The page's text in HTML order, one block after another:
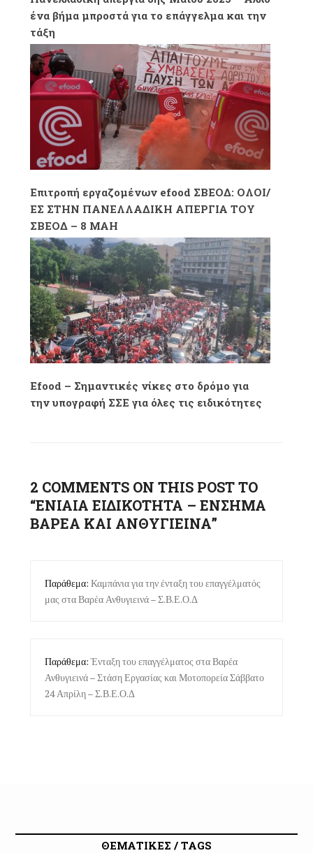
ένα βήμα μπροστά για το επάγγελμα και την
τάξη
Επιτροπή εργαζομένων efood ΣΒΕΟΔ: ΟΛΟΙ/
ΕΣ ΣΤΗΝ ΠΑΝΕΛΛΑΔΙΚΗ ΑΠΕΡΓΙΑ ΤΟΥ
ΣΒΕΟΔ – 8 ΜΑΗ
Efood – Σημαντικές νίκες στο δρόμο για
την υπογραφή ΣΣΕ για όλες τις ειδικότητες
2 COMMENTS ON THIS POST TO
“ΕΝΙΑΙΑ ΕΙΔΙΚΟΤΗΤΑ – ΕΝΣΗΜΑ
ΒΑΡΕΑ ΚΑΙ ΑΝΘΥΓΙΕΙΝΑ”
Παράθεμα: Καμπάνια για την ένταξη του επαγγέλματός
μας στα Βαρέα Ανθυγιεινά – Σ.Β.Ε.Ο.Δ
Παράθεμα:Ένταξη του επαγγέλματος στα Βαρέα
Ανθυγιεινά – Στάση Εργασίας και Μοτοπορεία Σάββατο
24 Απρίλη – Σ.Β.Ε.Ο.Δ
ΘΕΜΑΤΙΚΕΣ / TAGS